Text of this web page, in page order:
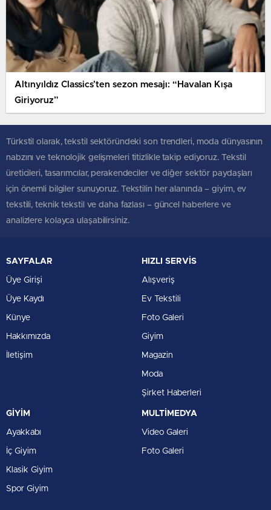
Altınyıldız Classics’ten sezon mesajı: “Havalan Kışa
Giriyoruz”
Türkstil olarak, tekstil sektöründeki son trendleri, moda dünyasının
nabzını ve teknolojik gelişmeleri titizlikle takip ediyoruz. Tekstil
üreticileri, tasarımcılar, perakendeciler ve diğer sektör paydaşları
için önemli bilgiler sunuyoruz. Tekstilin her alanında – giyim, ev
tekstili, teknik tekstil ve daha fazlası – güncel haberlere ve
analizlere kolayca ulaşabilirsiniz.
SAYFALAR
Üye Girişi
Üye Kaydı
Künye
Hakkımızda
İletişim
HIZLI SERVİS
Alışveriş
Ev Tekstili
Foto Galeri
Giyim
Magazin
Moda
Şirket Haberleri
GİYİM
Ayakkabı
İç Giyim
Klasik Giyim
Spor Giyim
MULTİMEDYA
Video Galeri
Foto Galeri